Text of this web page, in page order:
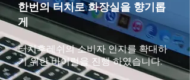
한번의 터치로 화장실을 향기롭
게
터치후레쉬의 소비자 인지를 확대하
기 위한 바이럴을 진행 하였습니다.